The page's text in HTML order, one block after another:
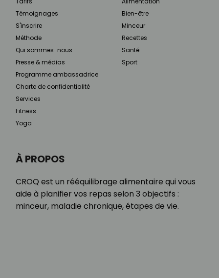
À PROPOS
CROQ est un rééquilibrage alimentaire qui vous
aide à planifier vos repas selon 3 objectifs :
minceur, maladie chronique, étapes de vie.
Témoignages
S'inscrire
Méthode
Qui sommes-nous
Presse & médias
Programme ambassadrice
Charte de confidentialité
Services
Fitness
Yoga
Bien-être
Minceur
Recettes
Santé
Sport